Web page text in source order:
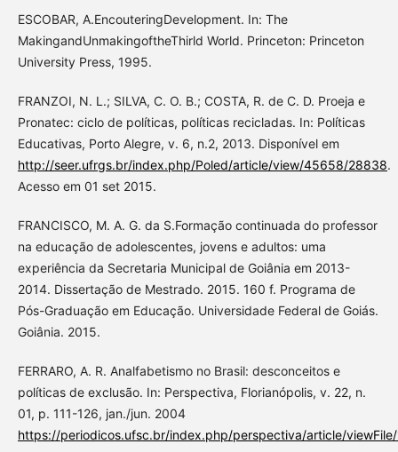
ESCOBAR, A.EncouteringDevelopment. In: The
MakingandUnmakingoftheThirld World. Princeton: Princeton
University Press, 1995.
FRANZOI, N. L.; SILVA, C. O. B.; COSTA, R. de C. D. Proeja e
Pronatec: ciclo de políticas, políticas recicladas. In: Políticas
Educativas, Porto Alegre, v. 6, n.2, 2013. Disponível em
http://seer.ufrgs.br/index.php/Poled/article/view/45658/28838.
Acesso em 01 set 2015.
FRANCISCO, M. A. G. da S.Formação continuada do professor
na educação de adolescentes, jovens e adultos: uma
experiência da Secretaria Municipal de Goiânia em 2013-
2014. Dissertação de Mestrado. 2015. 160 f. Programa de
Pós-Graduação em Educação. Universidade Federal de Goiás.
Goiânia. 2015.
FERRARO, A. R. Analfabetismo no Brasil: desconceitos e
políticas de exclusão. In: Perspectiva, Florianópolis, v. 22, n.
01, p. 111-126, jan./jun. 2004
https://periodicos.ufsc.br/index.php/perspectiva/article/